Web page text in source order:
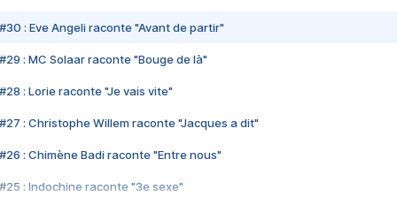
#30 : Eve Angeli raconte "Avant de partir"
#29 : MC Solaar raconte "Bouge de là"
#28 : Lorie raconte "Je vais vite"
#27 : Christophe Willem raconte "Jacques a dit"
#26 : Chimène Badi raconte "Entre nous"
#25 : Indochine raconte "3e sexe"